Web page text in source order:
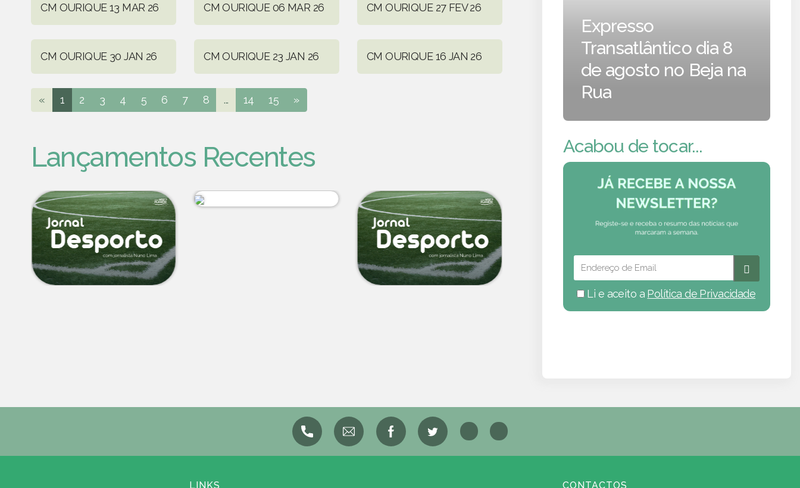
CM OURIQUE 13 MAR 26 CM OURIQUE 06 MAR 26 CM OURIQUE 27 FEV 26
CM OURIQUE 30 JAN 26 CM OURIQUE 23 JAN 26 CM OURIQUE 16 JAN 26
« 1 2 3 4 5 6 7 8 ... 14 15 »
Lançamentos Recentes
Expresso
Transatlântico dia 8
de agosto no Beja na
Rua
Acabou de tocar...
Li e aceito a Política de Privacidade
LINKS CONTACTOS